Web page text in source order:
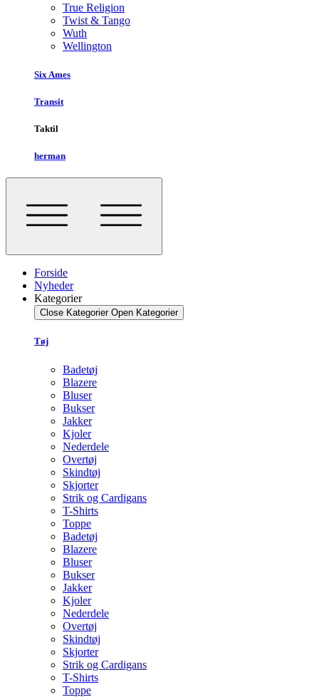
True Religion
Twist & Tango
Wuth
Wellington
Six Ames
Transit
Taktil
herman
Forside
Nyheder
Kategorier
Close Kategorier Open Kategorier
Tøj
Badetøj
Blazere
Bluser
Bukser
Jakker
Kjoler
Nederdele
Overtøj
Skindtøj
Skjorter
Strik og Cardigans
T-Shirts
Toppe
Badetøj
Blazere
Bluser
Bukser
Jakker
Kjoler
Nederdele
Overtøj
Skindtøj
Skjorter
Strik og Cardigans
T-Shirts
Toppe